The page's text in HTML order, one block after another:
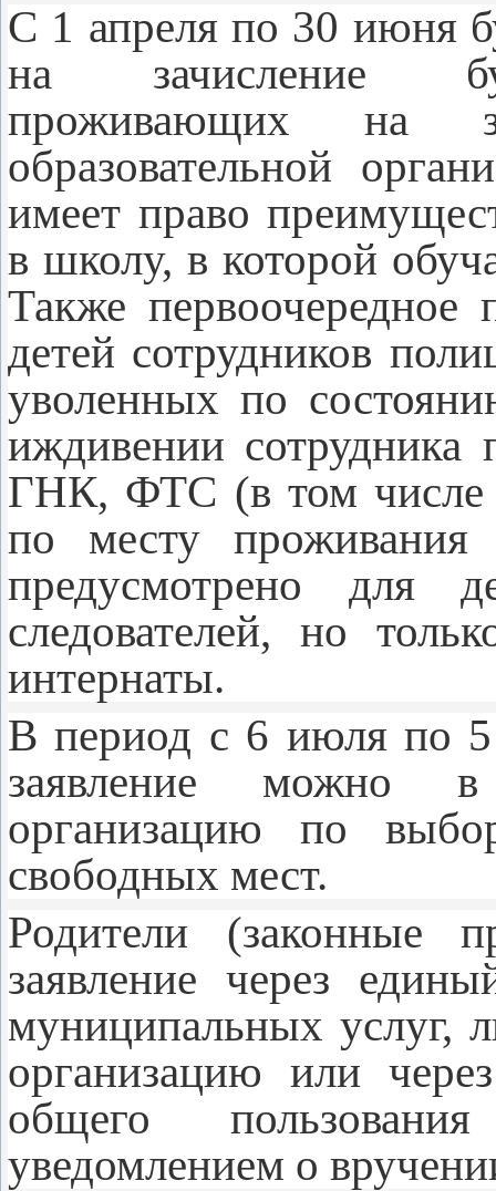
С 1 апреля по 30 июня
на зачисление
проживающих на
образовательной
имеет право
в школу, в которой
Также первоочередное
детей сотрудников
уволенных по
иждивении
ГНК, ФТС (в том числе
по месту проживания
предусмотрено для
следователей, но
интернаты.
В период с 6 июля по 5
заявление можно в
организацию по
свободных мест.
Родители (законные
заявление через
муниципальных услуг,
организацию или
общего
уведомлением о